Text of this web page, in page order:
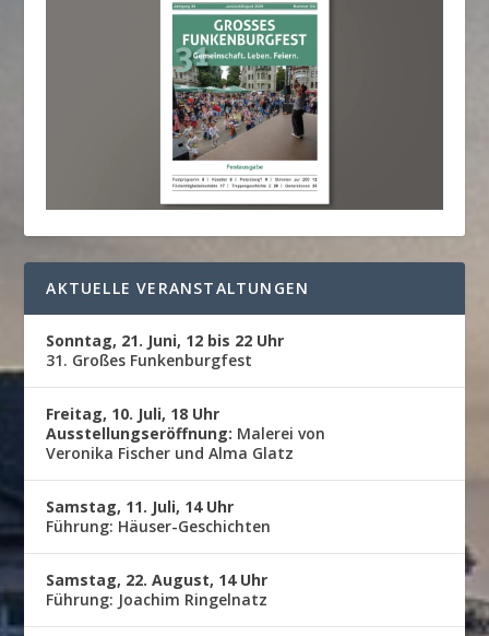
AKTUELLE VERANSTALTUNGEN
Sonntag, 21. Juni, 12 bis 22 Uhr
31. Großes Funkenburgfest
Freitag, 10. Juli, 18 Uhr
Ausstellungseröffnung: Malerei von
Veronika Fischer und Alma Glatz
Samstag, 11. Juli, 14 Uhr
Führung: Häuser-Geschichten
Samstag, 22. August, 14 Uhr
Führung: Joachim Ringelnatz